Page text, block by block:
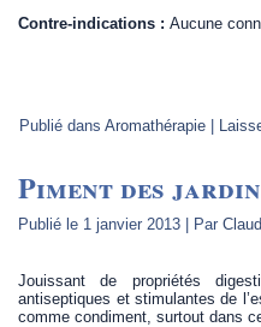
Contre-indications :Aucune
Publié dans Aromathérapie |
Piment des
Publié le 1 janvier 2013 | Par
Jouissant de propriétés
antiseptiques et stimulantes de
comme condiment, surtout dans